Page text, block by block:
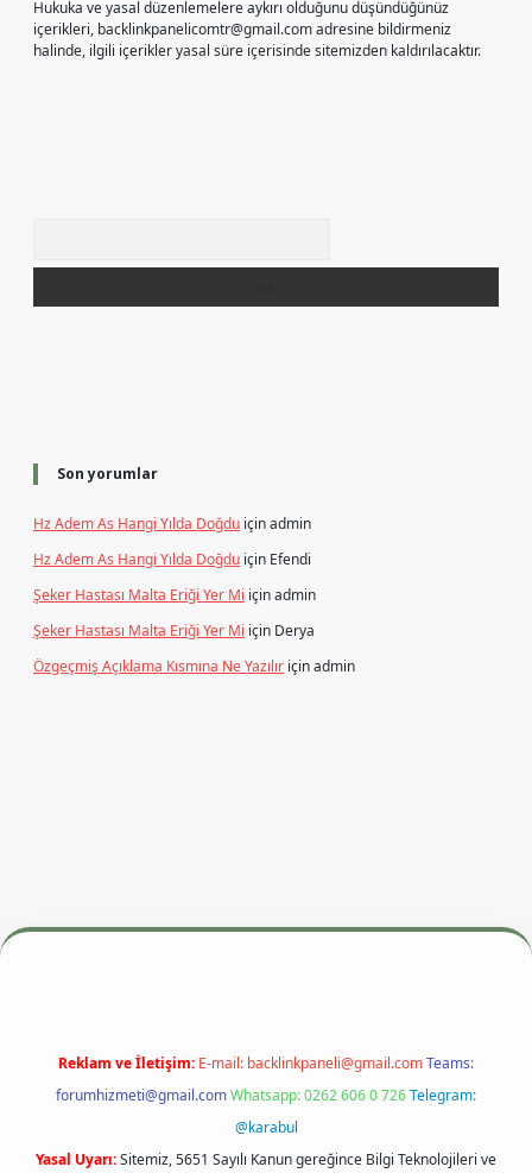
Hukuka ve yasal düzenlemelere aykırı olduğunu düşündüğünüz
içerikleri, backlinkpanelicomtr@gmail.comadresine bildirmeniz
halinde, ilgili içerikler yasal süre içerisinde sitemizden kaldırılacaktır.
Son yorumlar
Hz Adem As Hangi Yılda Doğdu içinadmin
Hz Adem As Hangi Yılda Doğdu için Efendi
Şeker Hastası Malta Eriği Yer Mi içinadmin
Şeker Hastası Malta Eriği Yer Mi için Derya
Özgeçmiş Açıklama Kısmına Ne Yazılır içinadmin
betexper.xyzm elexbet
Reklam ve İletişim: E-mail: backlinkpaneli@gmail.comTeams:
forumhizmeti@gmail.comWhatsapp: 0262 606 0 726Telegram:
@karabul
Yasal Uyarı:Sitemiz, 5651 Sayılı Kanun gereğince Bilgi Teknolojileri ve